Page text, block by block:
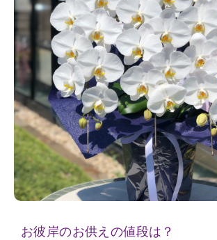
お彼岸のお供えの値段は？